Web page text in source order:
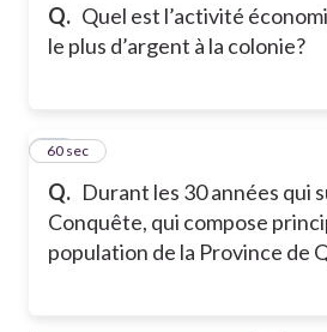
Q. Quel est l’activité
le plus d’argent à la colonie?
Q. Durant les 30 années qui
Conquête, qui compose
population de la Province de
20
60 sec